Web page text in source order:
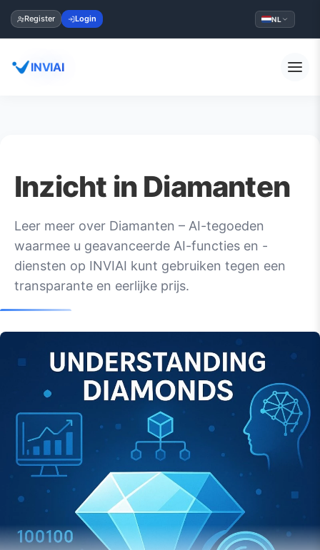
Register Login NL
INVIAI
Inzicht in Diamanten
Leer meer over Diamanten – AI-tegoeden
waarmee u geavanceerde AI-functies en -
diensten op INVIAI kunt gebruiken tegen een
transparante en eerlijke prijs.